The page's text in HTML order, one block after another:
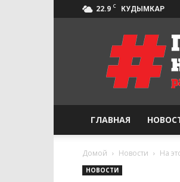
22.9 C КУДЫМКАР
ГЛАВНАЯ
Домой Новости На
НОВОСТИ